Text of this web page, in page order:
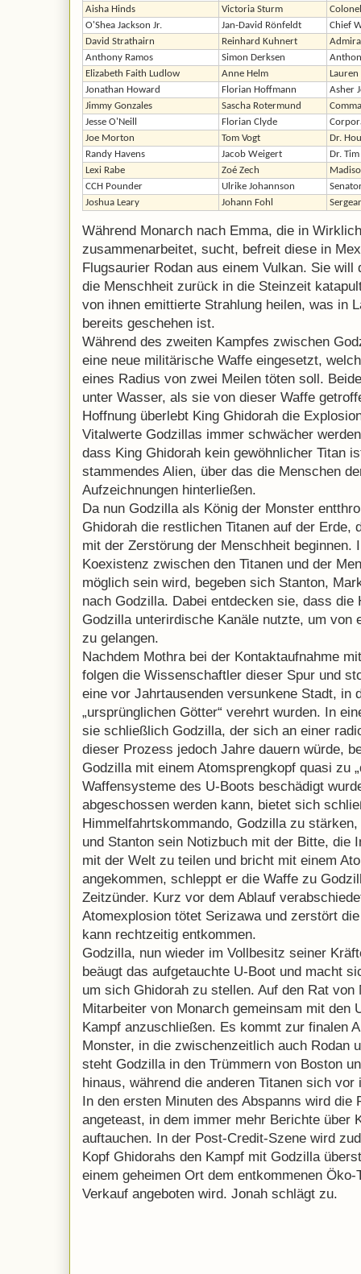
Aisha Hinds
Victoria Sturm
O'Shea Jackson Jr.
Jan-David Rönfeldt
Chief
David Strathairn
Reinhard Kuhnert
Anthony Ramos
Simon Derksen
Elizabeth Faith Ludlow
Anne Helm
Jonathan Howard
Florian Hoffmann
Asher
Jimmy Gonzales
Sascha Rotermund
Jesse O'Neill
Florian Clyde
Joe Morton
Tom Vogt
Dr.
Randy Havens
Jacob Weigert
Dr.
Lexi Rabe
Zoé Zech
CCH Pounder
Ulrike Johannson
Joshua Leary
Johann Fohl
Während Monarch nach Emma, die in
zusammenarbeitet, sucht, befreit diese in
Flugsaurier Rodan aus einem Vulkan. Sie
die Menschheit zurück in die Steinzeit
von ihnen emittierte Strahlung heilen, was in
bereits geschehen ist.
Während des zweiten Kampfes zwischen
eine neue militärische Waffe eingesetzt,
eines Radius von zwei Meilen töten soll.
unter Wasser, als sie von dieser Waffe
Hoffnung überlebt King Ghidorah die
Vitalwerte Godzillas immer schwächer
dass King Ghidorah kein gewöhnlicher Titan
stammendes Alien, über das die Menschen
Aufzeichnungen hinterließen.
Da nun Godzilla als König der Monster
Ghidorah die restlichen Titanen auf der Erde,
mit der Zerstörung der Menschheit beginnen.
Koexistenz zwischen den Titanen und der
möglich sein wird, begeben sich Stanton,
nach Godzilla. Dabei entdecken sie, dass die
Godzilla unterirdische Kanäle nutzte, um von
zu gelangen.
Nachdem Mothra bei der Kontaktaufnahme
folgen die Wissenschaftler dieser Spur und
eine vor Jahrtausenden versunkene Stadt, in
„ursprünglichen Götter“ verehrt wurden. In
sie schließlich Godzilla, der sich an einer
dieser Prozess jedoch Jahre dauern würde,
Godzilla mit einem Atomsprengkopf quasi zu
Waffensysteme des U-Boots beschädigt
abgeschossen werden kann, bietet sich
Himmelfahrtskommando, Godzilla zu
und Stanton sein Notizbuch mit der Bitte, die
mit der Welt zu teilen und bricht mit einem
angekommen, schleppt er die Waffe zu
Zeitzünder. Kurz vor dem Ablauf
Atomexplosion tötet Serizawa und zerstört
kann rechtzeitig entkommen.
Godzilla, nun wieder im Vollbesitz seiner
beäugt das aufgetauchte U-Boot und macht
um sich Ghidorah zu stellen. Auf den Rat
Mitarbeiter von Monarch gemeinsam mit den
Kampf anzuschließen. Es kommt zur finalen
Monster, in die zwischenzeitlich auch Rodan
steht Godzilla in den Trümmern von Boston
hinaus, während die anderen Titanen sich vor
In den ersten Minuten des Abspanns wird
angeteast, in dem immer mehr Berichte über
auftauchen. In der Post-Credit-Szene wird
Kopf Ghidorahs den Kampf mit Godzilla
einem geheimen Ort dem entkommenen
Verkauf angeboten wird. Jonah schlägt zu.